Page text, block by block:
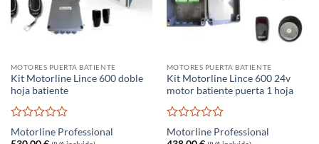
MOTORES PUERTA BATIENTE
Kit Motorline Lince 600 doble
hoja batiente
Valorado
con
Motorline Professional
MOTORES PUERTA BATIENTE
Kit Motorline Lince 600 24v
motor batiente puerta 1 hoja
Valorado
con
Motorline Professional